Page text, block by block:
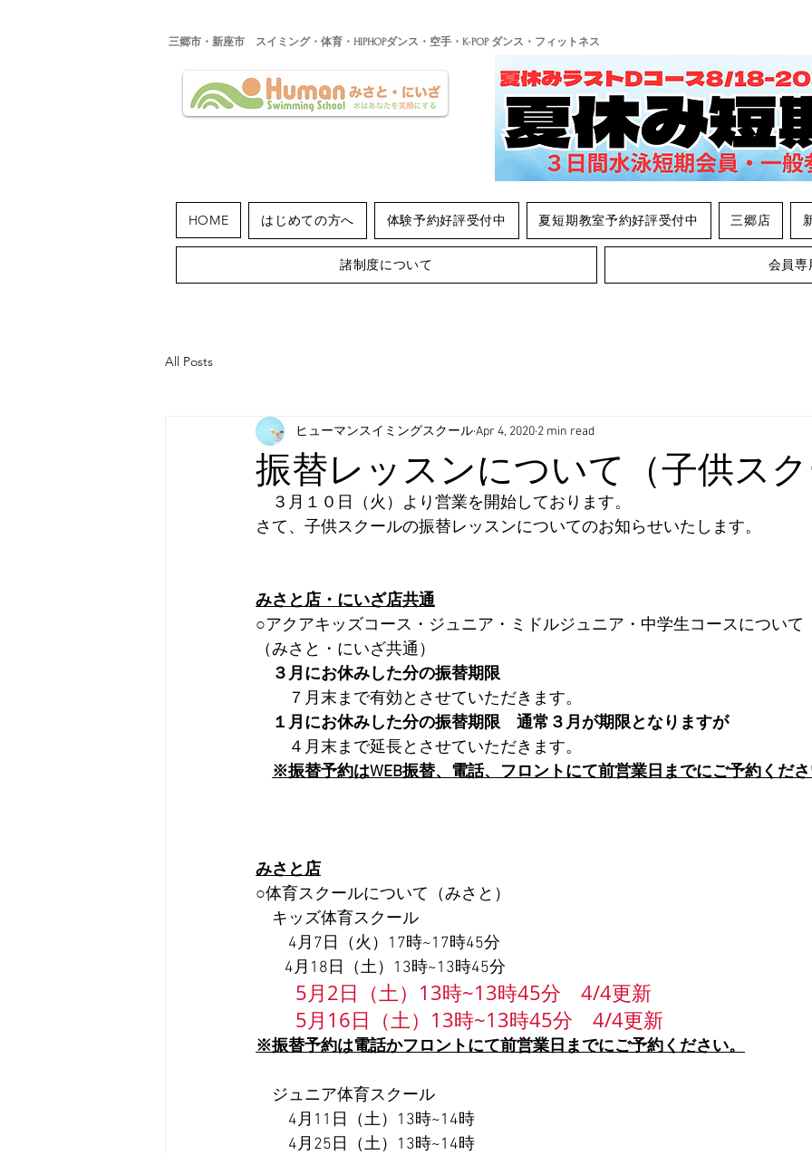
​三郷市・新座市 スイミング・体育・HIPHOPダンス・空手・K-POP ダンス・フィットネス
HOME はじめての方へ 体験予約好評受付中 夏短期教室予約好評受付中 三郷店
諸制度について 会員専
All Posts
振替レッスンについて（子供ス
ヒューマンスイミングスクールApr 4, 2020 2 min read
３月１０日（火）より営業を開始しております。
さて、子供スクールの振替レッスンについてのお知らせいたします。
みさと店・にいざ店共通
○アクアキッズコース・ジュニア・ミドルジュニア・中学生コースについて
（みさと・にいざ共通）
３月にお休みした分の振替期限
７月末まで有効とさせていただきます。
１月にお休みした分の振替期限　通常３月が期限となりますが
４月末まで延長とさせていただきます。
※振替予約はWEB振替、電話、フロントにて前営業日までにご予約くだ
みさと店
○体育スクールについて（みさと）
キッズ体育スクール
4月7日（火）17時~17時45分
        4月18日（土）13時~13時45分
5月2日（土）13時~13時45分　4/4更新
5月16日（土）13時~13時45分　4/4更新
※振替予約は電話かフロントにて前営業日までにご予約ください。
ジュニア体育スクール
4月11日（土）13時~14時
4月25日（土）13時~14時